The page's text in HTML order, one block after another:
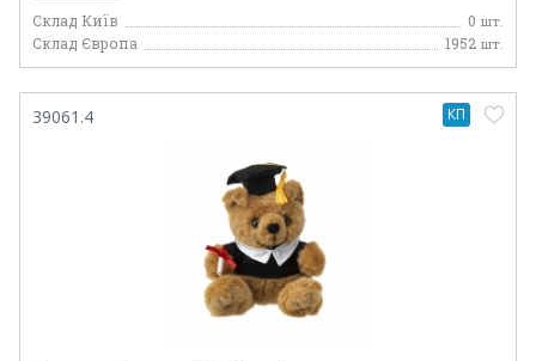
Склад Київ 0 шт.
Склад Європа 1952 шт.
39061.4 КП